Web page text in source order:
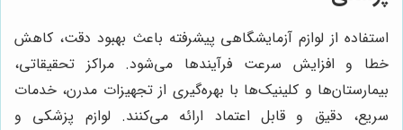
استفاده از لوازم آزمایشگاهی پیشرفته باعث بهبود دقت، کاهش
خطا و افزایش سرعت فرآیندها می‌شود. مراکز تحقیقاتی،
بیمارستان‌ها و کلینیک‌ها با بهره‌گیری از تجهیزات مدرن، خدمات
سریع، دقیق و قابل اعتماد ارائه می‌کنند. لوازم پزشکی و